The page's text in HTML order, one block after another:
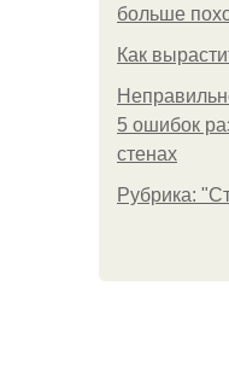
больше
Как
5 ошибок
стенах
Рубрика: